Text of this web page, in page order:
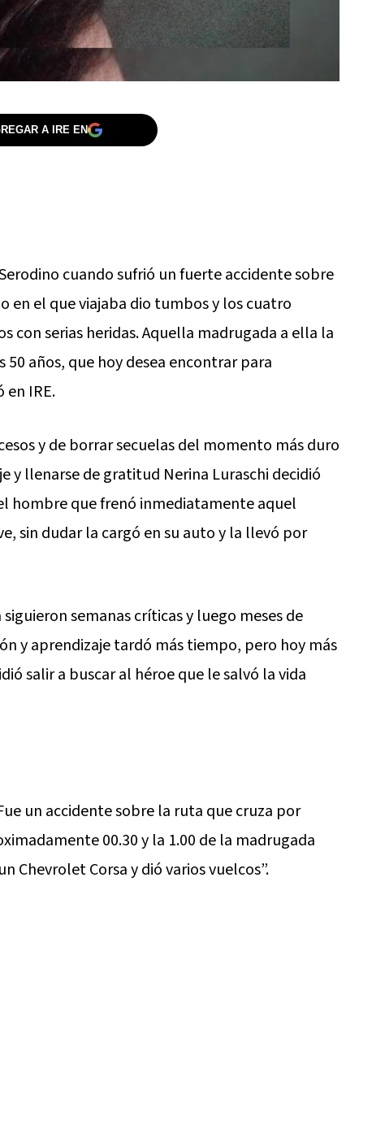
A IRE EN
cuando sufrió un fuerte accidente sobre
en el que viajaba dio tumbos y los cuatro
con serias heridas. Aquella madrugada a ella la
años, que hoy desea encontrar para
en IRE.
y de borrar secuelas del momento más duro
y llenarse de gratitud Nerina Luraschi decidió
hombre que frenó inmediatamente aquel
sin dudar la cargó en su auto y la llevó por
semanas críticas y luego meses de
y aprendizaje tardó más tiempo, pero hoy más
salir a buscar al héroe que le salvó la vida
un accidente sobre la ruta que cruza por
00.30 y la 1.00 de la madrugada
Chevrolet Corsa y dió varios vuelcos”.